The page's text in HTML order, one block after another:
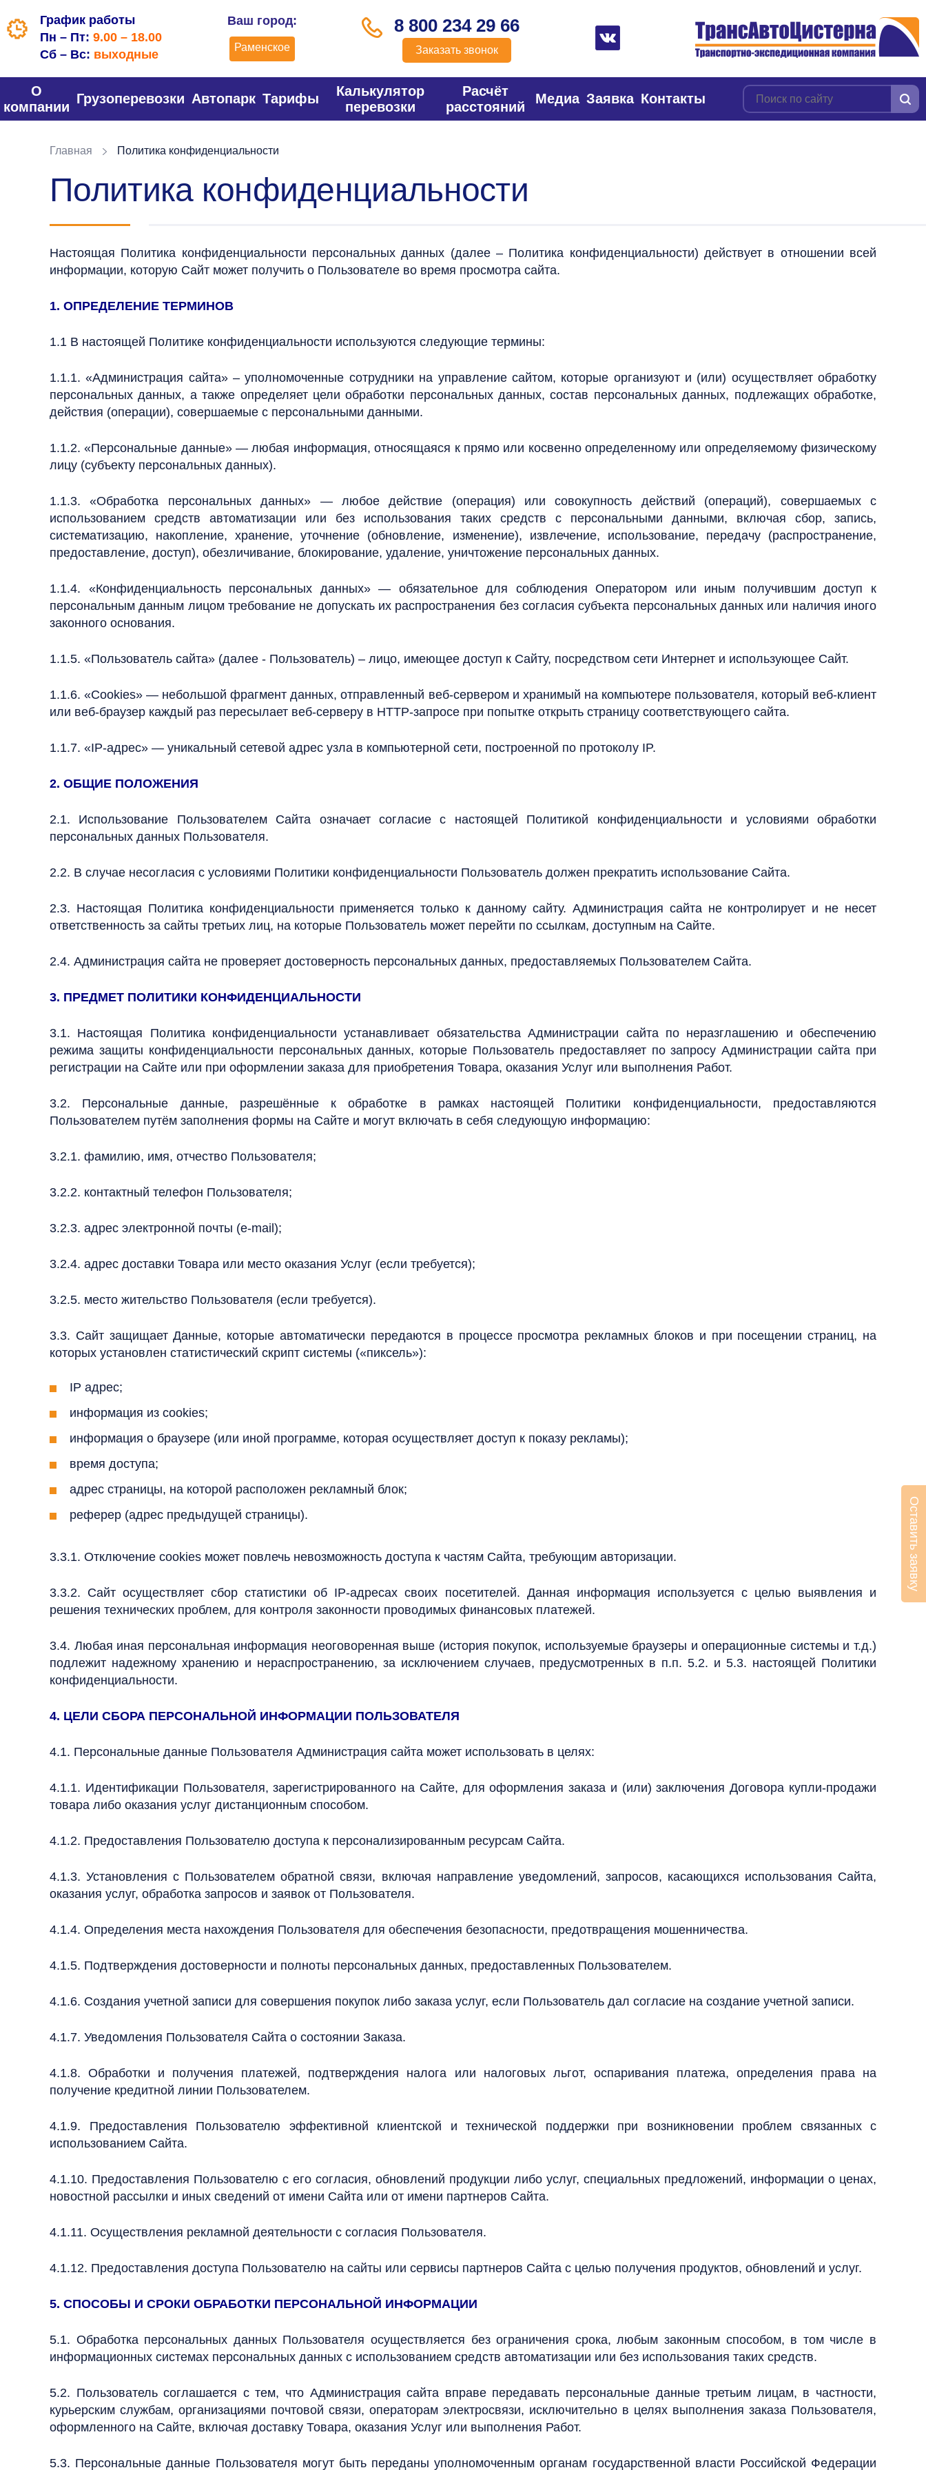
График работы
Пн – Пт: 9.00 – 18.00
Сб – Вс: выходные
Ваш город:
Раменское
8 800 234 29 66
Заказать звонок
О
компании
Грузоперевозки Автопарк Тарифы
Калькулятор
перевозки
Расчёт
расстояний
Медиа Заявка Контакты
Главная Политика конфиденциальности
Политика конфиденциальности
Настоящая Политика конфиденциальности персональных данных (далее – Политика конфиденциальности) действует в отношении всей
информации, которую Сайт может получить о Пользователе во время просмотра сайта.
1. ОПРЕДЕЛЕНИЕ ТЕРМИНОВ
1.1 В настоящей Политике конфиденциальности используются следующие термины:
1.1.1. «Администрация сайта» – уполномоченные сотрудники на управление сайтом, которые организуют и (или) осуществляет обработку
персональных данных, а также определяет цели обработки персональных данных, состав персональных данных, подлежащих обработке,
действия (операции), совершаемые с персональными данными.
1.1.2. «Персональные данные» — любая информация, относящаяся к прямо или косвенно определенному или определяемому физическому
лицу (субъекту персональных данных).
1.1.3. «Обработка персональных данных» — любое действие (операция) или совокупность действий (операций), совершаемых с
использованием средств автоматизации или без использования таких средств с персональными данными, включая сбор, запись,
систематизацию, накопление, хранение, уточнение (обновление, изменение), извлечение, использование, передачу (распространение,
предоставление, доступ), обезличивание, блокирование, удаление, уничтожение персональных данных.
1.1.4. «Конфиденциальность персональных данных» — обязательное для соблюдения Оператором или иным получившим доступ к
персональным данным лицом требование не допускать их распространения без согласия субъекта персональных данных или наличия иного
законного основания.
1.1.5. «Пользователь сайта» (далее - Пользователь) – лицо, имеющее доступ к Сайту, посредством сети Интернет и использующее Сайт.
1.1.6. «Cookies» — небольшой фрагмент данных, отправленный веб-сервером и хранимый на компьютере пользователя, который веб-клиент
или веб-браузер каждый раз пересылает веб-серверу в HTTP-запросе при попытке открыть страницу соответствующего сайта.
1.1.7. «IP-адрес» — уникальный сетевой адрес узла в компьютерной сети, построенной по протоколу IP.
2. ОБЩИЕ ПОЛОЖЕНИЯ
2.1. Использование Пользователем Сайта означает согласие с настоящей Политикой конфиденциальности и условиями обработки
персональных данных Пользователя.
2.2. В случае несогласия с условиями Политики конфиденциальности Пользователь должен прекратить использование Сайта.
2.3. Настоящая Политика конфиденциальности применяется только к данному сайту. Администрация сайта не контролирует и не несет
ответственность за сайты третьих лиц, на которые Пользователь может перейти по ссылкам, доступным на Сайте.
2.4. Администрация сайта не проверяет достоверность персональных данных, предоставляемых Пользователем Сайта.
3. ПРЕДМЕТ ПОЛИТИКИ КОНФИДЕНЦИАЛЬНОСТИ
3.1. Настоящая Политика конфиденциальности устанавливает обязательства Администрации сайта по неразглашению и обеспечению
режима защиты конфиденциальности персональных данных, которые Пользователь предоставляет по запросу Администрации сайта при
регистрации на Сайте или при оформлении заказа для приобретения Товара, оказания Услуг или выполнения Работ.
3.2. Персональные данные, разрешённые к обработке в рамках настоящей Политики конфиденциальности, предоставляются
Пользователем путём заполнения формы на Сайте и могут включать в себя следующую информацию:
3.2.1. фамилию, имя, отчество Пользователя;
3.2.2. контактный телефон Пользователя;
3.2.3. адрес электронной почты (e-mail);
3.2.4. адрес доставки Товара или место оказания Услуг (если требуется);
3.2.5. место жительство Пользователя (если требуется).
3.3. Сайт защищает Данные, которые автоматически передаются в процессе просмотра рекламных блоков и при посещении страниц, на
которых установлен статистический скрипт системы («пиксель»):
IP адрес;
информация из cookies;
информация о браузере (или иной программе, которая осуществляет доступ к показу рекламы);
время доступа;
адрес страницы, на которой расположен рекламный блок;
реферер (адрес предыдущей страницы).
3.3.1. Отключение cookies может повлечь невозможность доступа к частям Сайта, требующим авторизации.
3.3.2. Сайт осуществляет сбор статистики об IP-адресах своих посетителей. Данная информация используется с целью выявления и
решения технических проблем, для контроля законности проводимых финансовых платежей.
3.4. Любая иная персональная информация неоговоренная выше (история покупок, используемые браузеры и операционные системы и т.д.)
подлежит надежному хранению и нераспространению, за исключением случаев, предусмотренных в п.п. 5.2. и 5.3. настоящей Политики
конфиденциальности.
4. ЦЕЛИ СБОРА ПЕРСОНАЛЬНОЙ ИНФОРМАЦИИ ПОЛЬЗОВАТЕЛЯ
4.1. Персональные данные Пользователя Администрация сайта может использовать в целях:
4.1.1. Идентификации Пользователя, зарегистрированного на Сайте, для оформления заказа и (или) заключения Договора купли-продажи
товара либо оказания услуг дистанционным способом.
4.1.2. Предоставления Пользователю доступа к персонализированным ресурсам Сайта.
4.1.3. Установления с Пользователем обратной связи, включая направление уведомлений, запросов, касающихся использования Сайта,
оказания услуг, обработка запросов и заявок от Пользователя.
4.1.4. Определения места нахождения Пользователя для обеспечения безопасности, предотвращения мошенничества.
4.1.5. Подтверждения достоверности и полноты персональных данных, предоставленных Пользователем.
4.1.6. Создания учетной записи для совершения покупок либо заказа услуг, если Пользователь дал согласие на создание учетной записи.
4.1.7. Уведомления Пользователя Сайта о состоянии Заказа.
4.1.8. Обработки и получения платежей, подтверждения налога или налоговых льгот, оспаривания платежа, определения права на
получение кредитной линии Пользователем.
4.1.9. Предоставления Пользователю эффективной клиентской и технической поддержки при возникновении проблем связанных с
использованием Сайта.
4.1.10. Предоставления Пользователю с его согласия, обновлений продукции либо услуг, специальных предложений, информации о ценах,
новостной рассылки и иных сведений от имени Сайта или от имени партнеров Сайта.
4.1.11. Осуществления рекламной деятельности с согласия Пользователя.
4.1.12. Предоставления доступа Пользователю на сайты или сервисы партнеров Сайта с целью получения продуктов, обновлений и услуг.
5. СПОСОБЫ И СРОКИ ОБРАБОТКИ ПЕРСОНАЛЬНОЙ ИНФОРМАЦИИ
5.1. Обработка персональных данных Пользователя осуществляется без ограничения срока, любым законным способом, в том числе в
информационных системах персональных данных с использованием средств автоматизации или без использования таких средств.
5.2. Пользователь соглашается с тем, что Администрация сайта вправе передавать персональные данные третьим лицам, в частности,
курьерским службам, организациями почтовой связи, операторам электросвязи, исключительно в целях выполнения заказа Пользователя,
оформленного на Сайте, включая доставку Товара, оказания Услуг или выполнения Работ.
5.3. Персональные данные Пользователя могут быть переданы уполномоченным органам государственной власти Российской Федерации
Оставить заявку